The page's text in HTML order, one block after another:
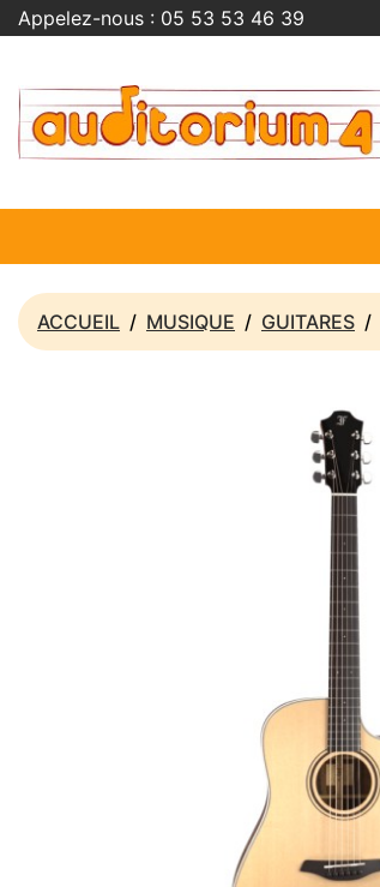
Appelez-nous : 05 53 53 46 39
ACCUEIL MUSIQUE GUITARES